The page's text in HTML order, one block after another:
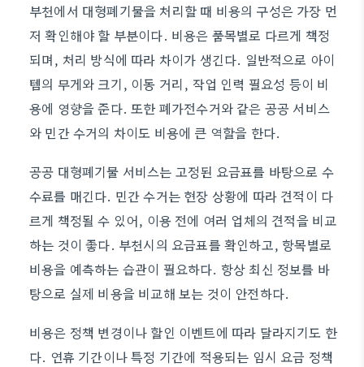
부천에서 대형폐기물을 처리할 때 비용의 구성은 가장 먼
저 확인해야 할 부분이다. 비용은 품목별로 다르게 책정
되며, 처리 방식에 따라 차이가 생긴다. 일반적으로 아이
템의 무게와 크기, 이동 거리, 작업 인력 필요성 등이 비
용에 영향을 준다. 또한 폐가전수거와 같은 공공 서비스
와 민간 수거의 차이도 비용에 큰 역할을 한다.
공공 대형폐기물 서비스는 고정된 요금표를 바탕으로 수
수료를 매긴다. 민간 수거는 현장 상황에 따라 견적이 다
르게 책정될 수 있어, 이용 전에 여러 업체의 견적을 비교
하는 것이 좋다. 부천시의 요금표를 확인하고, 항목별로
비용을 예측하는 습관이 필요하다. 항상 최신 정보를 바
탕으로 실제 비용을 비교해 보는 것이 안전하다.
비용은 정책 변경이나 할인 이벤트에 따라 달라지기도 한
다. 연휴 기간이나 특정 기간에 적용되는 임시 요금 정책